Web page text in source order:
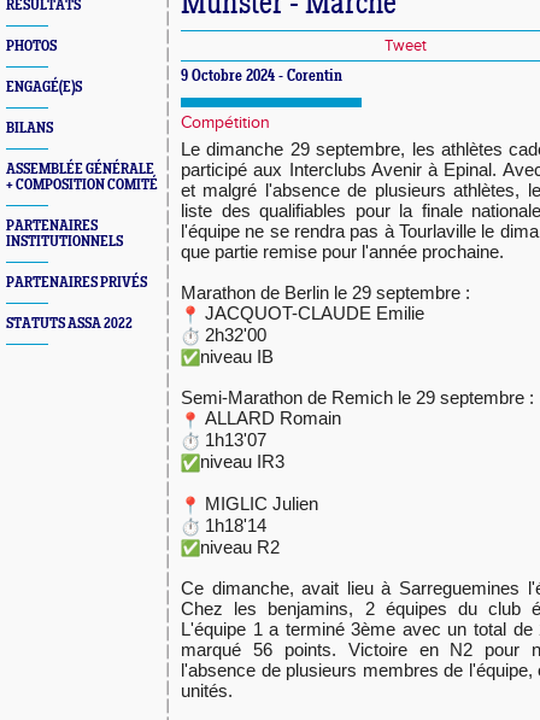
RÉSULTATS
PHOTOS
ENGAGÉ(E)S
BILANS
ASSEMBLÉE GÉNÉRALE
+ COMPOSITION COMITÉ
PARTENAIRES
INSTITUTIONNELS
PARTENAIRES PRIVÉS
STATUTS ASSA 2022
Tweet
9 Octobre 2024 - Corentin
Compétition
Le dimanche 29 septembre, les athlètes
participé aux Interclubs Avenir à Epinal.
et malgré l'absence de plusieurs athlètes,
liste des qualifiables pour la finale
l'équipe ne se rendra pas à Tourlaville le
que partie remise pour l'année prochaine.
Marathon de Berlin le 29 septembre :
JACQUOT-CLAUDE Emilie
2h32'00
niveau IB
Semi-Marathon de Remich le 29 septembre :
ALLARD Romain
1h13'07
niveau IR3
MIGLIC Julien
1h18'14
niveau R2
Ce dimanche, avait lieu à Sarreguemines
Chez les benjamins, 2 équipes du club
L'équipe 1 a terminé 3ème avec un total
marqué 56 points. Victoire en N2 pour
l'absence de plusieurs membres de l'équipe,
unités.